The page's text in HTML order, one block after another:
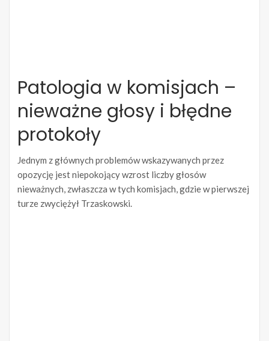
Patologia w komisjach –
nieważne głosy i błędne
protokoły
Jednym z głównych problemów wskazywanych przez
opozycję jest niepokojący wzrost liczby głosów
nieważnych, zwłaszcza w tych komisjach, gdzie w pierwszej
turze zwyciężył Trzaskowski.